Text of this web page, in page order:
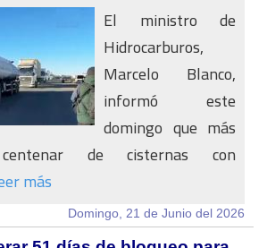
El ministro de
Hidrocarburos,
Marcelo Blanco,
informó este
domingo que más
de cisternas con
más
Domingo, 21 de Junio del 2026